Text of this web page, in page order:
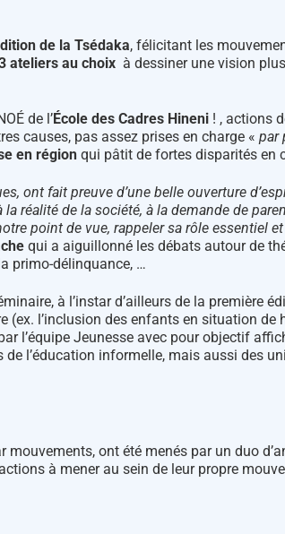
de la Tsédaka, félicitant les
ateliers au choix à dessiner une vision
de l’École des Cadres Hineni ! , actions
causes, pas assez prises en charge « par
en région qui pâtit de fortes disparités en
ont fait preuve d’une belle ouverture
réalité de la société, à la demande de
point de vue, rappeler sa rôle essentiel
qui a aiguillonné les débats autour de
primo-délinquance, …
à l’instar d’ailleurs de la première
l’inclusion des enfants en situation de
l’équipe Jeunesse avec pour objectif
de l’éducation informelle, mais aussi des
ont été menés par un duo
à mener au sein de leur propre